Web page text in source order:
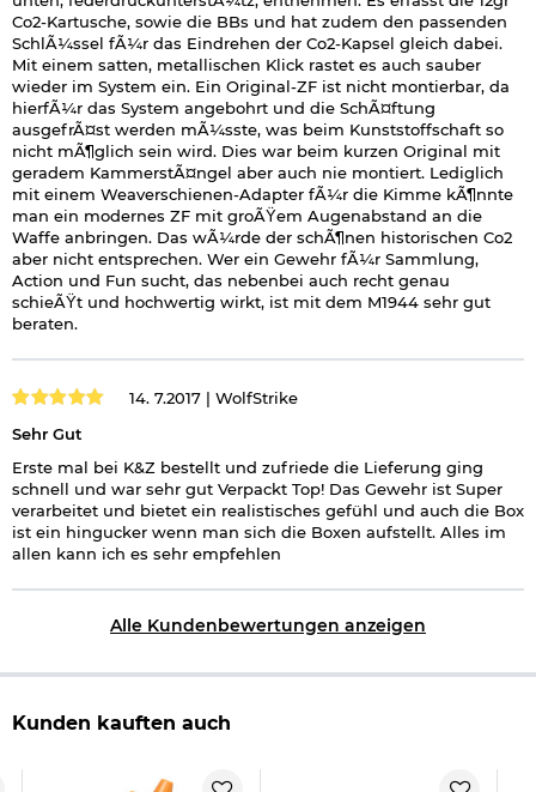
Co2-Kartusche, sowie die BBs und hat zudem den passenden
SchlÃ¼ssel fÃ¼r das Eindrehen der Co2-Kapsel gleich dabei.
Mit einem satten, metallischen Klick rastet es auch sauber
wieder im System ein. Ein Original-ZF ist nicht montierbar, da
hierfÃ¼r das System angebohrt und die SchÃ¤ftung
ausgefrÃ¤st werden mÃ¼sste, was beim Kunststoffschaft so
nicht mÃ¶glich sein wird. Dies war beim kurzen Original mit
geradem KammerstÃ¤ngel aber auch nie montiert. Lediglich
mit einem Weaverschienen-Adapter fÃ¼r die Kimme kÃ¶nnte
man ein modernes ZF mit groÃŸem Augenabstand an die
Waffe anbringen. Das wÃ¼rde der schÃ¶nen historischen Co2
aber nicht entsprechen. Wer ein Gewehr fÃ¼r Sammlung,
Action und Fun sucht, das nebenbei auch recht genau
schieÃŸt und hochwertig wirkt, ist mit dem M1944 sehr gut
beraten.
14. 7.2017 | WolfStrike
Sehr Gut
Erste mal bei K&Z bestellt und zufriede die Lieferung ging
schnell und war sehr gut Verpackt Top! Das Gewehr ist Super
verarbeitet und bietet ein realistisches gefühl und auch die Box
ist ein hingucker wenn man sich die Boxen aufstellt. Alles im
allen kann ich es sehr empfehlen
Alle Kundenbewertungen anzeigen
Kunden kauften auch